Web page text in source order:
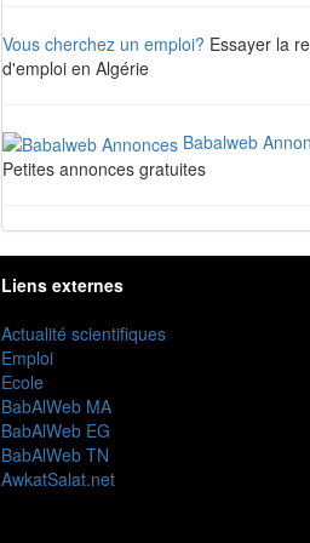
Vous cherchez un emploi? Essayer la
d'emploi en Algérie
Babalweb
Petites annonces gratuites
Liens externes
Actualité scientifiques
Emploi
Ecole
BabAlWeb MA
BabAlWeb EG
BabAlWeb TN
AwkatSalat.net